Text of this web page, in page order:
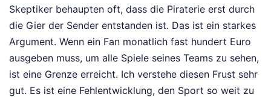
Skeptiker behaupten oft, dass die Piraterie erst durch
die Gier der Sender entstanden ist. Das ist ein starkes
Argument. Wenn ein Fan monatlich fast hundert Euro
ausgeben muss, um alle Spiele seines Teams zu sehen,
ist eine Grenze erreicht. Ich verstehe diesen Frust sehr
gut. Es ist eine Fehlentwicklung, den Sport so weit zu